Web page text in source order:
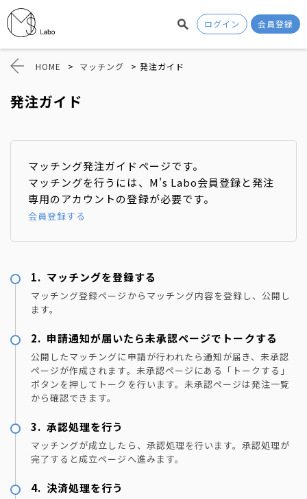
ログイン 会員登録
HOME > マッチング >発注ガイド
発注ガイド
マッチング発注ガイドページです。
マッチングを行うには、M's Labo会員登録と発注
専用のアカウントの登録が必要です。
会員登録する
マッチングを登録する
マッチング登録ページからマッチング内容を登録し、公開し
ます。
申請通知が届いたら未承認ページでトークする
公開したマッチングに申請が行われたら通知が届き、未承認
ページが作成されます。未承認ページにある「トークする」
ボタンを押してトークを行います。未承認ページは発注一覧
から確認できます。
承認処理を行う
マッチングが成立したら、承認処理を行います。承認処理が
完了すると成立ページへ進みます。
決済処理を行う